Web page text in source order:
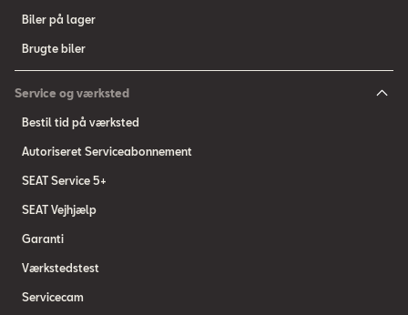
Biler på lager
Brugte biler
Service og værksted
Bestil tid på værksted
Autoriseret Serviceabonnement
SEAT Service 5+
SEAT Vejhjælp
Garanti
Værkstedstest
Servicecam